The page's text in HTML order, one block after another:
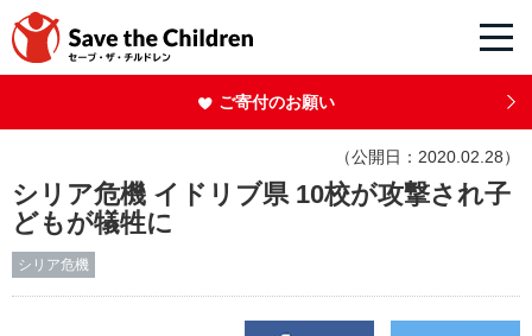
ご寄付のお願い
（公開日：2020.02.28）
シリア危機 イドリブ県 10校が攻撃され子
どもが犠牲に
シリア危機